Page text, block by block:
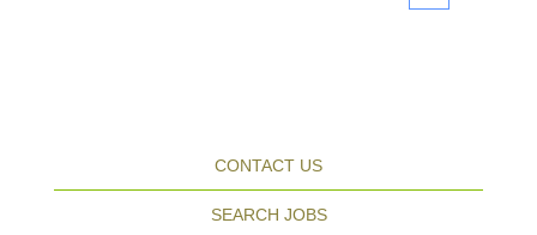
CONTACT US
SEARCH JOBS